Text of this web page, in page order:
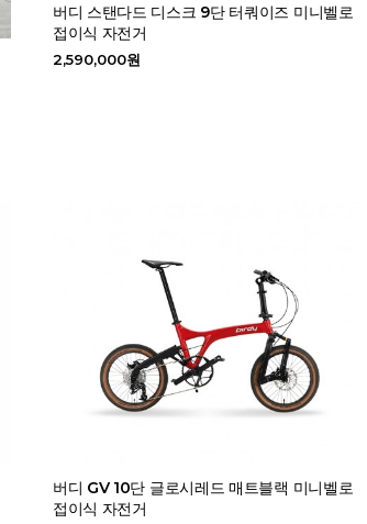
버디 스탠다드 디스크 9단 터쿼이즈 미니벨로
접이식 자전거
2,590,000원
버디 GV 10단 글로시레드 매트블랙 미니벨로
접이식 자전거